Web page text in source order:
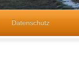
Datenschutz